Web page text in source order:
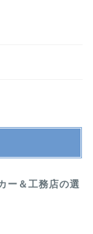
ー＆工務店の選